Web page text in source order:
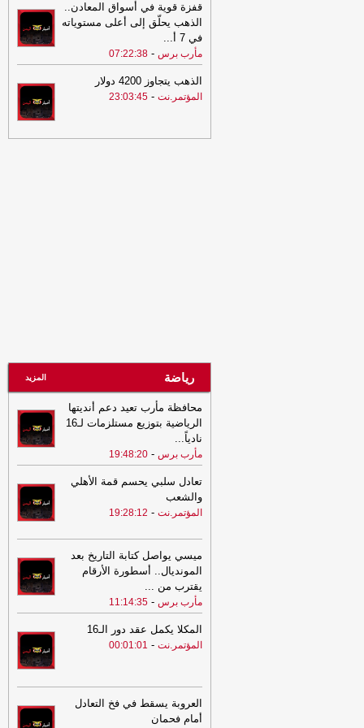
المجاعة-المؤتمر.نت
23:17
600 حالة اعتقال في الضفة خلال
يوليو
المؤتمر.نت
23:00
إسرائيل تنقل ركام غزة "لطمس
الأدلة"
- المؤتمر.نت
احصائية سعودية: قدوم أكثر من
قفزة قوية في أسواق المعادن..
الذهب يحلّق إلى أعلى مستوياته
في 7 أ
...
مأرب برس -
07:22:38
الذهب يتجاوز 4200 دولار
المؤتمر.نت -
23:03:45
رياضة المزيد
محافظة مأرب تعيد دعم أنديتها
الرياضية بتوزيع مستلزمات لـ16
نادياً...
مأرب برس -
19:48:20
تعادل سلبي يحسم قمة الأهلي
والشعب
المؤتمر.نت -
19:28:12
ميسي يواصل كتابة التاريخ بعد
المونديال.. أسطورة الأرقام
يقترب من ...
مأرب برس -
11:14:35
المكلا يكمل عقد دور الـ16
المؤتمر.نت -
00:01:01
العروبة يسقط في فخ التعادل
أمام فحمان